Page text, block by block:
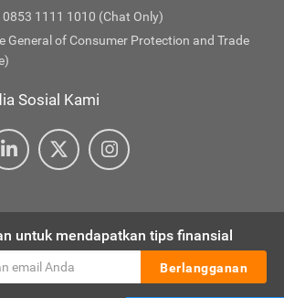
1111 1010 (Chat Only)
General of Consumer Protection and Trade
Sosial Kami
untuk mendapatkan tips finansial
Berlangganan